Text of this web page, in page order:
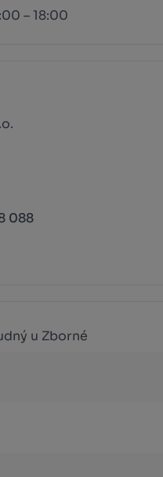
– 18:00
088
u Zborné